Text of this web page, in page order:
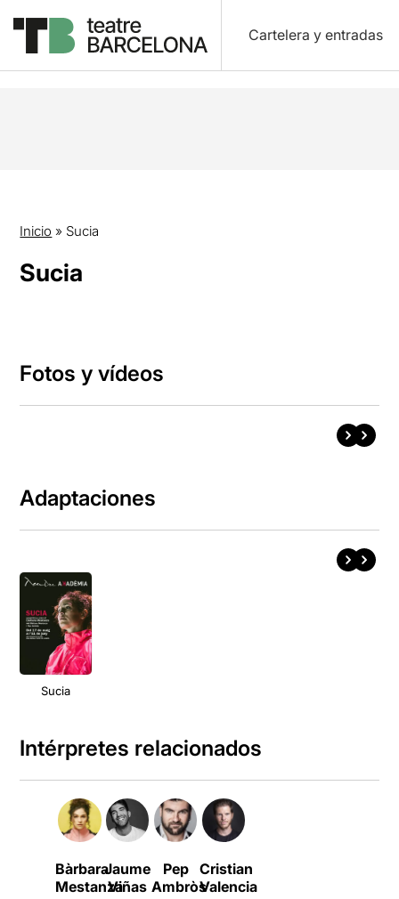
Cartelera y entradas
Inicio » Sucia
Sucia
Fotos y vídeos
Adaptaciones
Sucia
Intérpretes relacionados
Bàrbara
Mestanza
Jaume
Viñas
Pep
Ambròs
Cristian
Valencia